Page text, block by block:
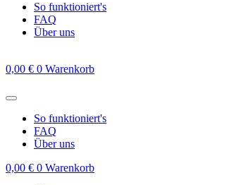
So funktioniert's
FAQ
Über uns
0,00 € 0 Warenkorb
So funktioniert's
FAQ
Über uns
0,00 € 0 Warenkorb